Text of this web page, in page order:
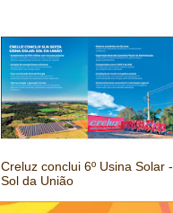
Creluz conclui 6º Usina Solar -
Sol da União